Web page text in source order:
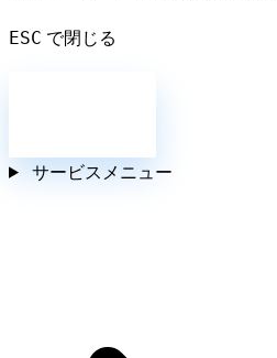
ESC で閉じる
サービスメニュー